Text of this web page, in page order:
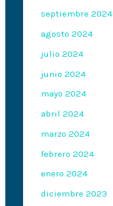
septiembre 2024
agosto 2024
julio 2024
junio 2024
mayo 2024
abril 2024
marzo 2024
febrero 2024
enero 2024
diciembre 2023